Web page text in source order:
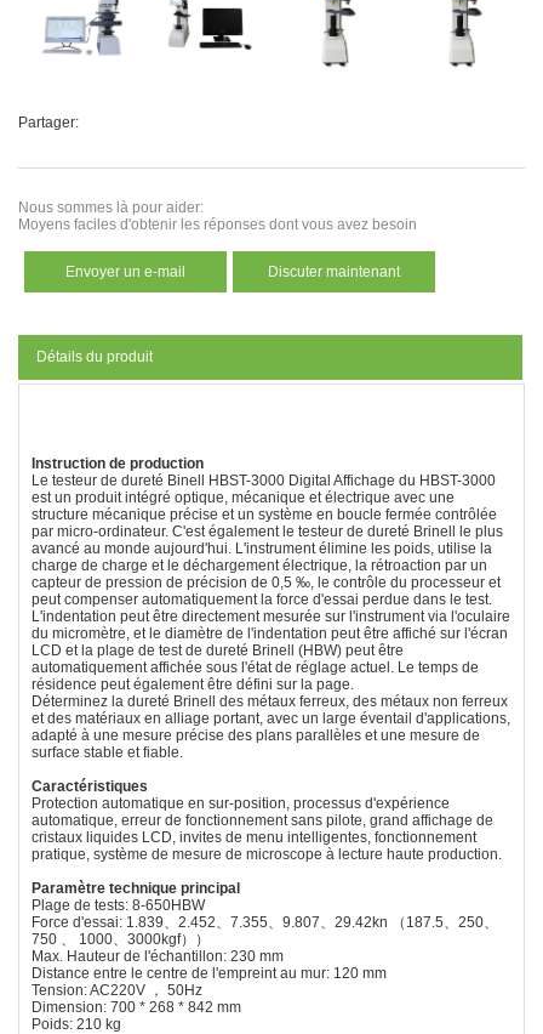
Partager:
Nous sommes là pour aider:
Moyens faciles d'obtenir les réponses dont vous avez besoin
Envoyer un e-mail Discuter maintenant
Détails du produit
Instruction de production
Le testeur de dureté Binell HBST-3000 Digital Affichage du HBST-3000
est un produit intégré optique, mécanique et électrique avec une
structure mécanique précise et un système en boucle fermée contrôlée
par micro-ordinateur. C'est également le testeur de dureté Brinell le plus
avancé au monde aujourd'hui. L'instrument élimine les poids, utilise la
charge de charge et le déchargement électrique, la rétroaction par un
capteur de pression de précision de 0,5 ‰, le contrôle du processeur et
peut compenser automatiquement la force d'essai perdue dans le test.
L'indentation peut être directement mesurée sur l'instrument via l'oculaire
du micromètre, et le diamètre de l'indentation peut être affiché sur l'écran
LCD et la plage de test de dureté Brinell (HBW) peut être
automatiquement affichée sous l'état de réglage actuel. Le temps de
résidence peut également être défini sur la page.
Déterminez la dureté Brinell des métaux ferreux, des métaux non ferreux
et des matériaux en alliage portant, avec un large éventail d'applications,
adapté à une mesure précise des plans parallèles et une mesure de
surface stable et fiable.
Caractéristiques
Protection automatique en sur-position, processus d'expérience
automatique, erreur de fonctionnement sans pilote, grand affichage de
cristaux liquides LCD, invites de menu intelligentes, fonctionnement
pratique, système de mesure de microscope à lecture haute production.
Paramètre technique principal
Plage de tests: 8-650HBW
Force d'essai: 1.839、2.452、7.355、9.807、29.42kn （187.5、250、
750 、 1000、3000kgf））
Max. Hauteur de l'échantillon: 230 mm
Distance entre le centre de l'empreint au mur: 120 mm
Tension: AC220V ， 50Hz
Dimension: 700 * 268 * 842 mm
Poids: 210 kg